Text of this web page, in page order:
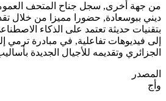
من جهة أخرى, سجل جناح المتحف
ديني ببوسعادة, حضورا مميزا من خلال
بتقنيات حديثة تعتمد على الذكاء
إلى فيديوهات تفاعلية, في مبادرة ترمي
الجزائري وتقديمه للأجيال الجديدة
المصدر
وأج